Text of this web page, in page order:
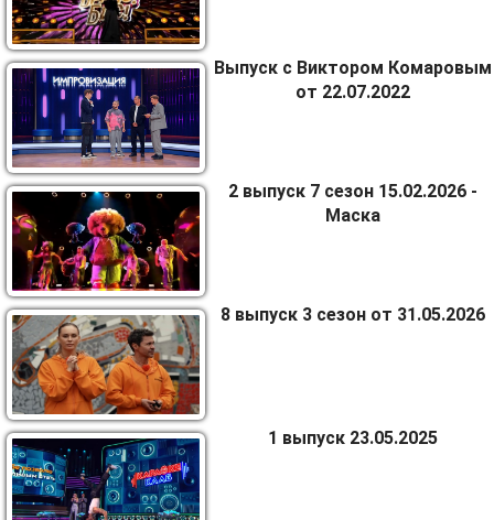
Выпуск с Виктором Комаровым
от 22.07.2022
2 выпуск 7 сезон 15.02.2026 -
Маска
8 выпуск 3 сезон от 31.05.2026
1 выпуск 23.05.2025